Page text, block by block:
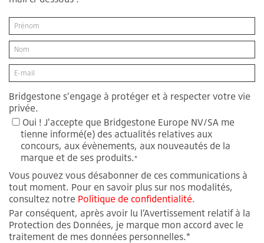
Bridgestone s'engage à protéger et à respecter votre vie
privée.
Oui ! J'accepte que Bridgestone Europe NV/SA me
tienne informé(e) des actualités relatives aux
concours, aux évènements, aux nouveautés de la
marque et de ses produits.*
Vous pouvez vous désabonner de ces communications à
tout moment. Pour en savoir plus sur nos modalités,
consultez notre Politique de confidentialité.
Par conséquent, après avoir lu l’Avertissement relatif à la
Protection des Données, je marque mon accord avec le
traitement de mes données personnelles.*